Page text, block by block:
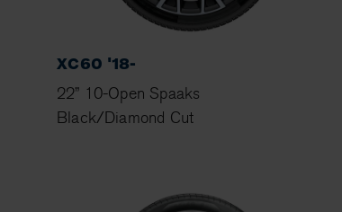
XC60 '18-
22” 10-Open Spaaks
Black/Diamond Cut